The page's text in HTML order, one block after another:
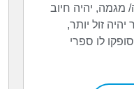
יהיה חיוב
זול יותר,
לו ספרי